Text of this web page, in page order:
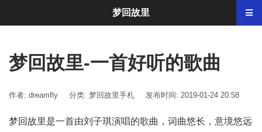
梦回故里-一首好听的歌曲
作者: dreamfly 分类: 梦回故里手札 发布时间: 2019-01-24 20:58
梦回故里是一首由刘子琪演唱的歌曲，词曲悠长， 意境悠远
梦回故里